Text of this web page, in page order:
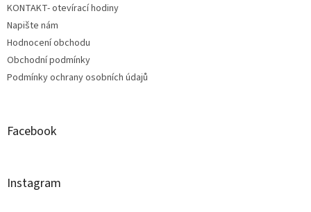
KONTAKT- otevírací hodiny
Napište nám
Hodnocení obchodu
Obchodní podmínky
Podmínky ochrany osobních údajů
Facebook
Instagram